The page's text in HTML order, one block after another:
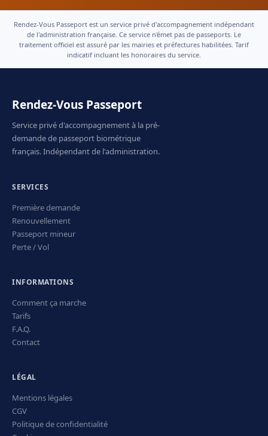
Rendez-Vous Passeport est un service privé d'accompagnement indépendant
de l'administration française. Ce service n'émet pas de passeports. Le
traitement officiel est assuré par les mairies et préfectures habilitées. Tarif
indicatif incluant les honoraires du service.
Rendez-Vous Passeport
Service privé d'accompagnement à la pré-
demande de passeport biométrique
français. Indépendant de l'administration.
SERVICES
Première demande
Renouvellement
Passeport mineur
Perte / Vol
INFORMATIONS
Comment ça marche
Tarifs
F.A.Q.
Contact
LÉGAL
Mentions légales
CGV
Politique de confidentialité